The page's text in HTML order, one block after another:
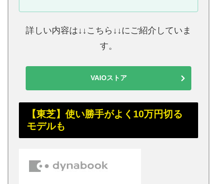
詳しい内容は↓↓こちら↓↓にご紹介していま
す。
VAIOストア
【東芝】使い勝手がよく10万円切る
モデルも